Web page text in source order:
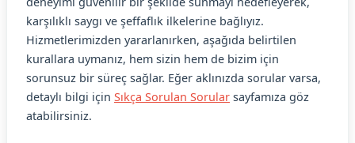
karşılıklı saygı ve şeffaflık ilkelerine bağlıyız.
Hizmetlerimizden yararlanırken, aşağıda belirtilen
kurallara uymanız, hem sizin hem de bizim için
sorunsuz bir süreç sağlar. Eğer aklınızda sorular varsa,
detaylı bilgi için Sıkça Sorulan Sorular sayfamıza göz
atabilirsiniz.